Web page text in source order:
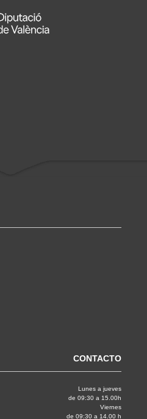
CONTACTO
Lunes a jueves
de 09:30 a 15.00h
Viernes
de 09:30 a 14.00 h